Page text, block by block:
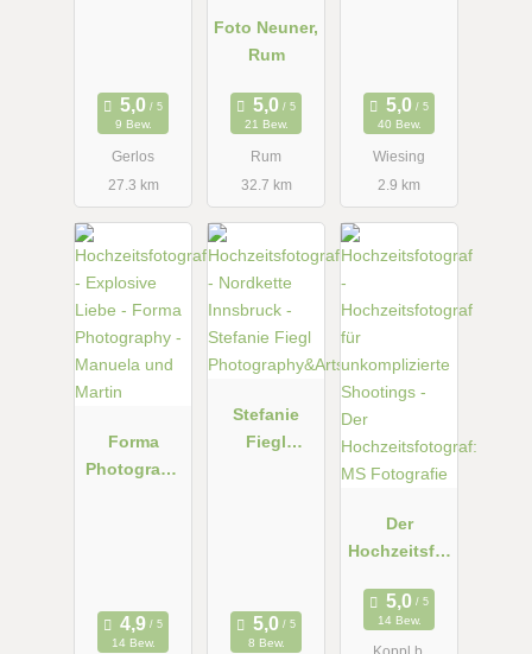
9 Bew.
Gerlos
27.3 km
Foto Neuner,
Rum
21 Bew.
Rum
32.7 km
40 Bew.
Wiesing
2.9 km
Forma
Photograph
14 Bew.
Stefanie
Fiegl
8 Bew.
Der
Hochzeitsfot
Fotografie
14 Bew.